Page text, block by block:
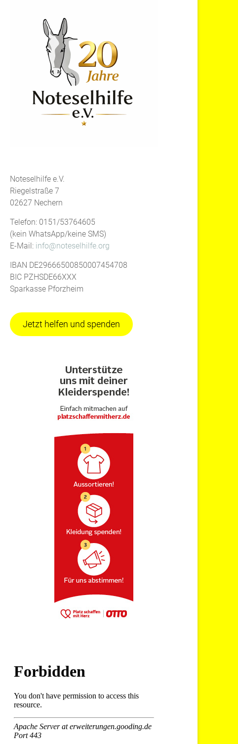
Noteselhilfe e.V.
Riegelstraße 7
02627 Nechern
Telefon: 0151/53764605
(kein WhatsApp/keine SMS)
E-Mail: info@noteselhilfe.org
IBAN DE29666500850007454708
BIC PZHSDE66XXX
Sparkasse Pforzheim
Jetzt helfen und spenden